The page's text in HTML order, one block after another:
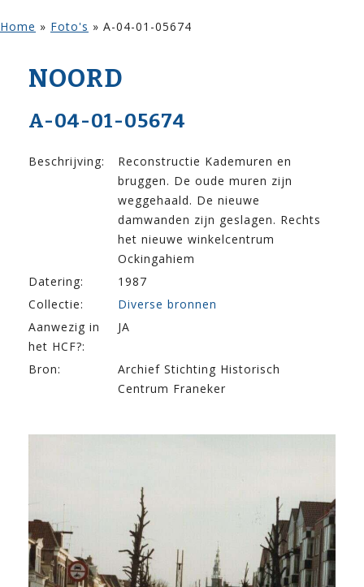
Home » Foto's » A-04-01-05674
NOORD
A-04-01-05674
Beschrijving:
Reconstructie Kademuren en
bruggen. De oude muren zijn
weggehaald. De nieuwe
damwanden zijn geslagen. Rechts
het nieuwe winkelcentrum
Ockingahiem
Datering:
1987
Collectie:
Diverse bronnen
Aanwezig in
het HCF?:
JA
Bron:
Archief Stichting Historisch
Centrum Franeker